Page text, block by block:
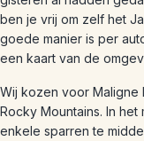
ben je vrij om zelf het
goede manier is per
een kaart van de
Wij kozen voor Maligne
Rocky Mountains. In
enkele sparren te